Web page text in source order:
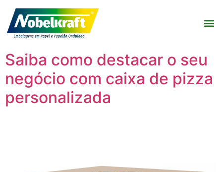
Saiba como destacar o seu
negócio com caixa de pizza
personalizada